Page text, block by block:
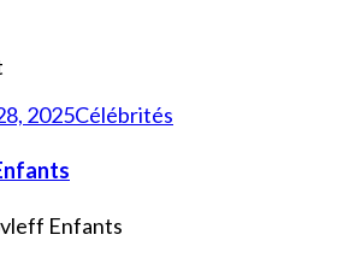
2025Célébrités